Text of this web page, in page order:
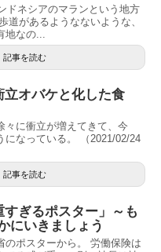
ドネシアのマランという地方
道があるようなないような、
なの...
記事を読む
立オバケと化した食
々に衝立が増えてきて、今
になっている。 （2021/02/24
記事を読む
すぎるポスター」～も
にいきましょう
のポスターから。 労働保険は